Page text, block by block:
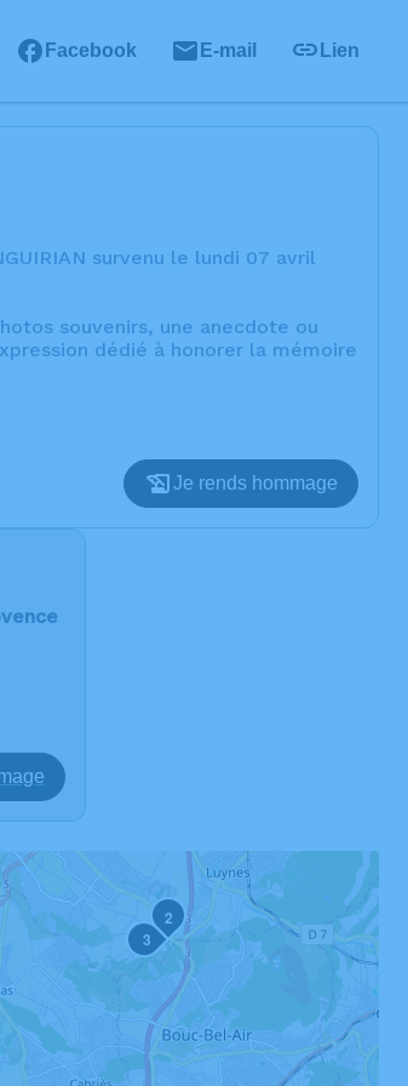
Facebook E-mail Lien
survenu le lundi 07 avril
souvenirs, une anecdote ou
dédié à honorer la mémoire
Je rends hommage
2
3